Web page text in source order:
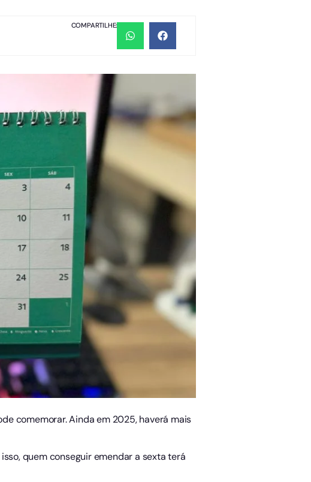
COMPARTILHE:
comemorar. Ainda em 2025, haverá mais
quem conseguir emendar a sexta terá